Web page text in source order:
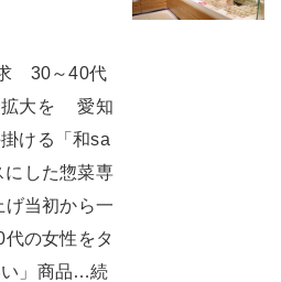
30～40代
拡大を 愛知
ける「和sa
にした惣菜専
げ当初から一
の女性をタ
い」商品…続